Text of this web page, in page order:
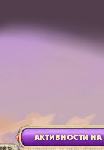
АКТИВНОСТИ НА